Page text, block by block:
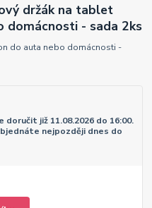
držák na tablet
domácnosti - sada 2ks
do auta nebo domácnosti -
doručit již 11.08.2026 do 16:00.
nejpozději dnes do